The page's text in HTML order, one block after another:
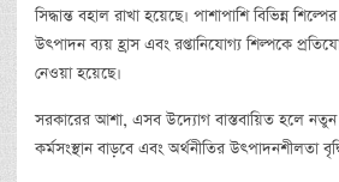
সিদ্ধান্ত বহাল রাখা হয়েছে। পাশাপাশি বিভিন্ন
উৎপাদন ব্যয় হ্রাস এবং রপ্তানিযোগ্য শিল্পকে
নেওয়া হয়েছে।
সরকারের আশা, এসব উদ্যোগ বাস্তবায়িত হলে নতুন
কর্মসংস্থান বাড়বে এবং অর্থনীতির উৎপাদনশীলতা